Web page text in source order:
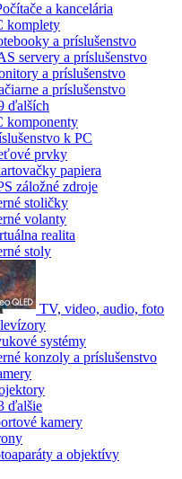
a kancelária
komplety
a príslušenstvo
servery a príslušenstvo
a príslušenstvo
a príslušenstvo
ďalších
komponenty
k PC
prvky
papiera
záložné zdroje
stoličky
volanty
realita
stoly
TV, video, audio, foto
systémy
konzoly a príslušenstvo
ďalšie
kamery
a objektívy